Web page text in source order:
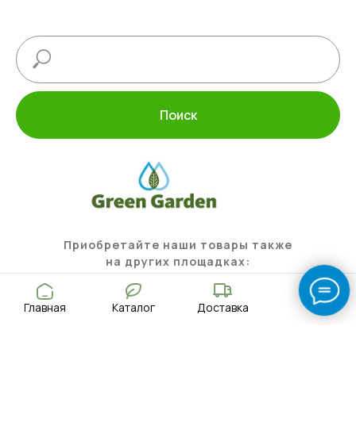
Поиск
Приобретайте наши товары также
на других площадках:
Главная Каталог Доставка